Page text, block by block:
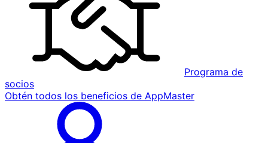
Programa de
socios
Obtén todos los beneficios de AppMaster